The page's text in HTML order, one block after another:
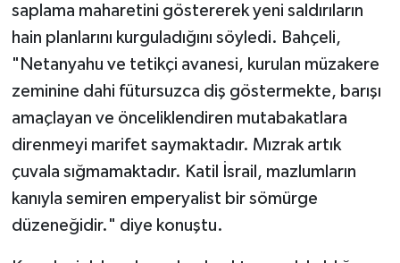
saplama maharetini göstererek yeni saldırıların
hain planlarını kurguladığını söyledi. Bahçeli,
"Netanyahu ve tetikçi avanesi, kurulan müzakere
zeminine dahi fütursuzca diş göstermekte, barışı
amaçlayan ve önceliklendiren mutabakatlara
direnmeyi marifet saymaktadır. Mızrak artık
çuvala sığmamaktadır. Katil İsrail, mazlumların
kanıyla semiren emperyalist bir sömürge
düzeneğidir." diye konuştu.